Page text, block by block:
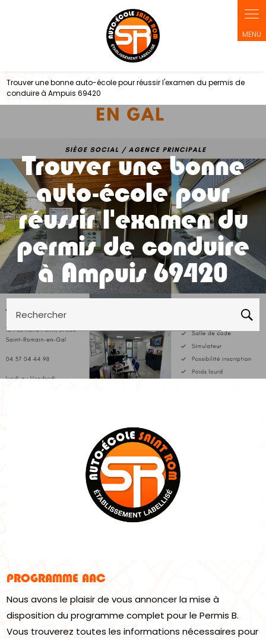
Trouver une bonne auto-école pour réussir l'examen du permis de
conduire à Ampuis 69420
Trouver une bonne
auto-école pour
réussir l'examen du
permis de conduire
à Ampuis 69420
Rechercher
PROGRAMME AAC
Nous avons le plaisir de vous annoncer la mise à
disposition du programme complet pour le Permis B.
Vous trouverez toutes les informations nécessaires pour
Panneau de gestion des cookies